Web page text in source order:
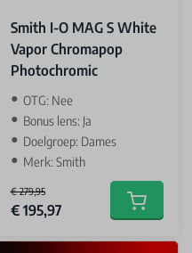
Smith I-O MAG S White
Vapor Chromapop
Photochromic
OTG: Nee
Bonus lens: Ja
Doelgroep: Dames
Merk: Smith
€ 279,95
Special Price
€ 195,97 Add to